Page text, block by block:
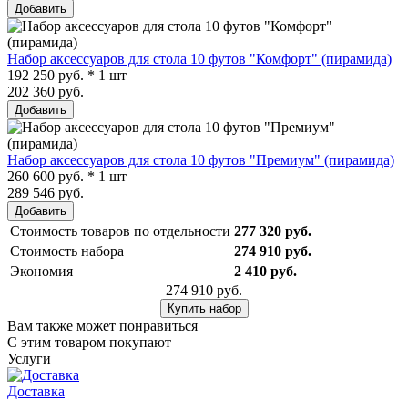
Добавить
Набор аксессуаров для стола 10 футов "Комфорт" (пирамида)
192 250 руб. * 1 шт
202 360 руб.
Добавить
Набор аксессуаров для стола 10 футов "Премиум" (пирамида)
260 600 руб. * 1 шт
289 546 руб.
Добавить
Стоимость товаров по отдельности 277 320 руб.
Стоимость набора
274 910 руб.
Экономия
2 410 руб.
274 910 руб.
Купить набор
Вам также может понравиться
С этим товаром покупают
Услуги
Доставка